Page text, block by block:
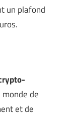
un plafond
de
et de